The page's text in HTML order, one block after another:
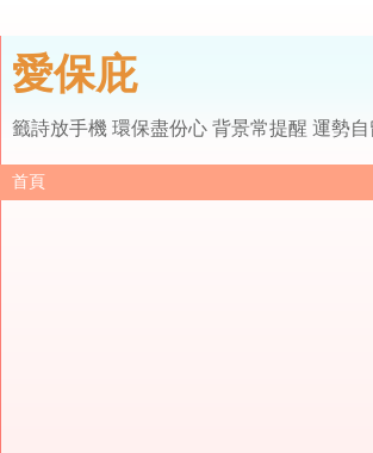
愛保庇
籤詩放手機 環保盡份心 背景常提醒 運勢